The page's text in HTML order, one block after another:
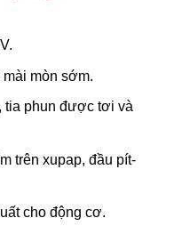
mòn sớm.
tia phun được tơi và
trên xupap, đầu pít-
cho động cơ.